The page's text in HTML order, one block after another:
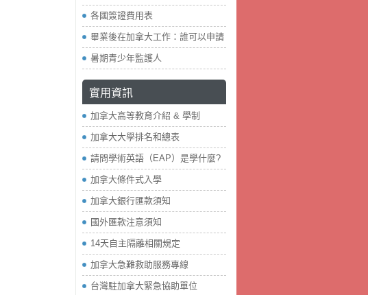
各國簽證費用表
畢業後在加拿大工作：誰可以申請
暑期青少年監護人
實用資訊
加拿大高等教育介紹 & 學制
加拿大大學排名和總表
請問學術英語（EAP）是學什麼?
加拿大條件式入學
加拿大銀行匯款須知
國外匯款注意須知
14天自主隔離相關規定
加拿大急難救助服務專線
台灣駐加拿大緊急協助單位